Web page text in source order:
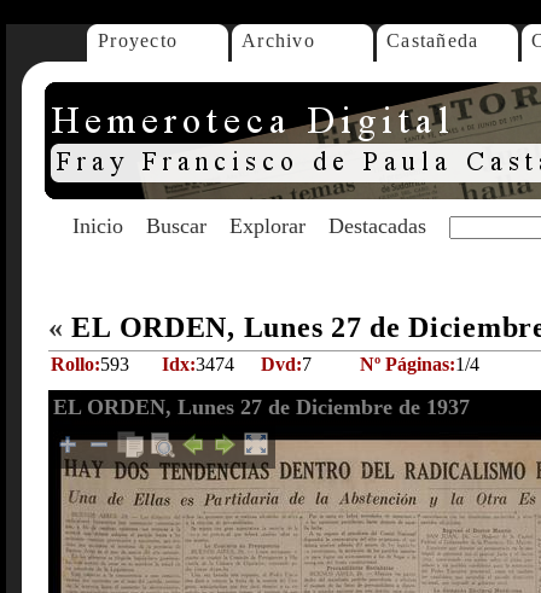
Proyecto Archivo Castañeda
Inicio Buscar Explorar Destacadas
« EL ORDEN, Lunes 27 de
Rollo:593 Idx:3474 Dvd:7 Nº Páginas:1/4
EL ORDEN, Lunes 27 de Diciembre de 1937